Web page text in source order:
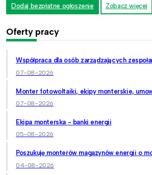
Dodaj bezpłatne ogłoszenie Zobacz więcej
Oferty pracy
Współpraca dla osób zarządzających
07-08-2026
Monter fotowoltaiki, ekipy monterskie,
07-08-2026
Ekipa monterska - banki energii
05-08-2026
Poszukuję monterów magazynów energii o
04-08-2026